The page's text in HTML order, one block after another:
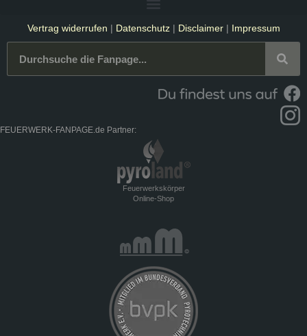
Vertrag widerrufen | Datenschutz| Disclaimer| Impressum
FEUERWERK-FANPAGE.de Partner:
Feuerwerkskörper
Online-Shop